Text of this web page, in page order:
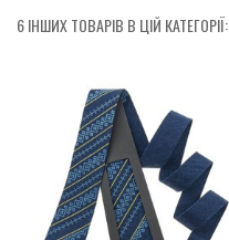
6 ІНШИХ ТОВАРІВ В ЦІЙ КАТЕГОРІЇ: